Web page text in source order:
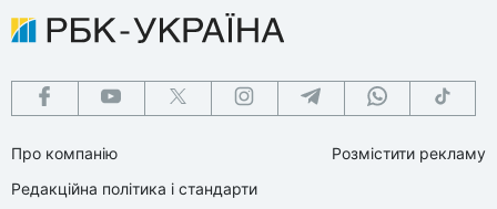
Про компанію
Редакційна політика і стандарти
Розмістити рекламу